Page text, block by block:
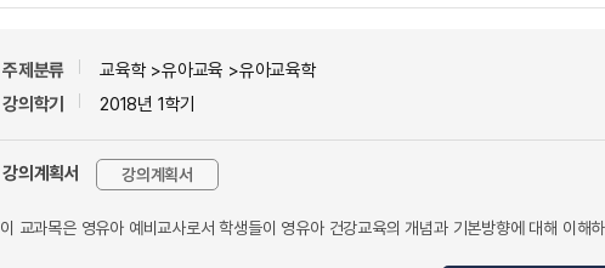
주제분류
교육학 >유아교육 >유아교육학
강의학기
2018년 1학기
강의계획서 강의계획서
이 교과목은 영유아 예비교사로서 학생들이 영유아 건강교육의 개념과 기본방향에 대해 이